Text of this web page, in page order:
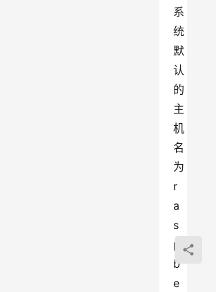
系
统
默
认
的
主
机
名
为
r
a
s
p
b
e